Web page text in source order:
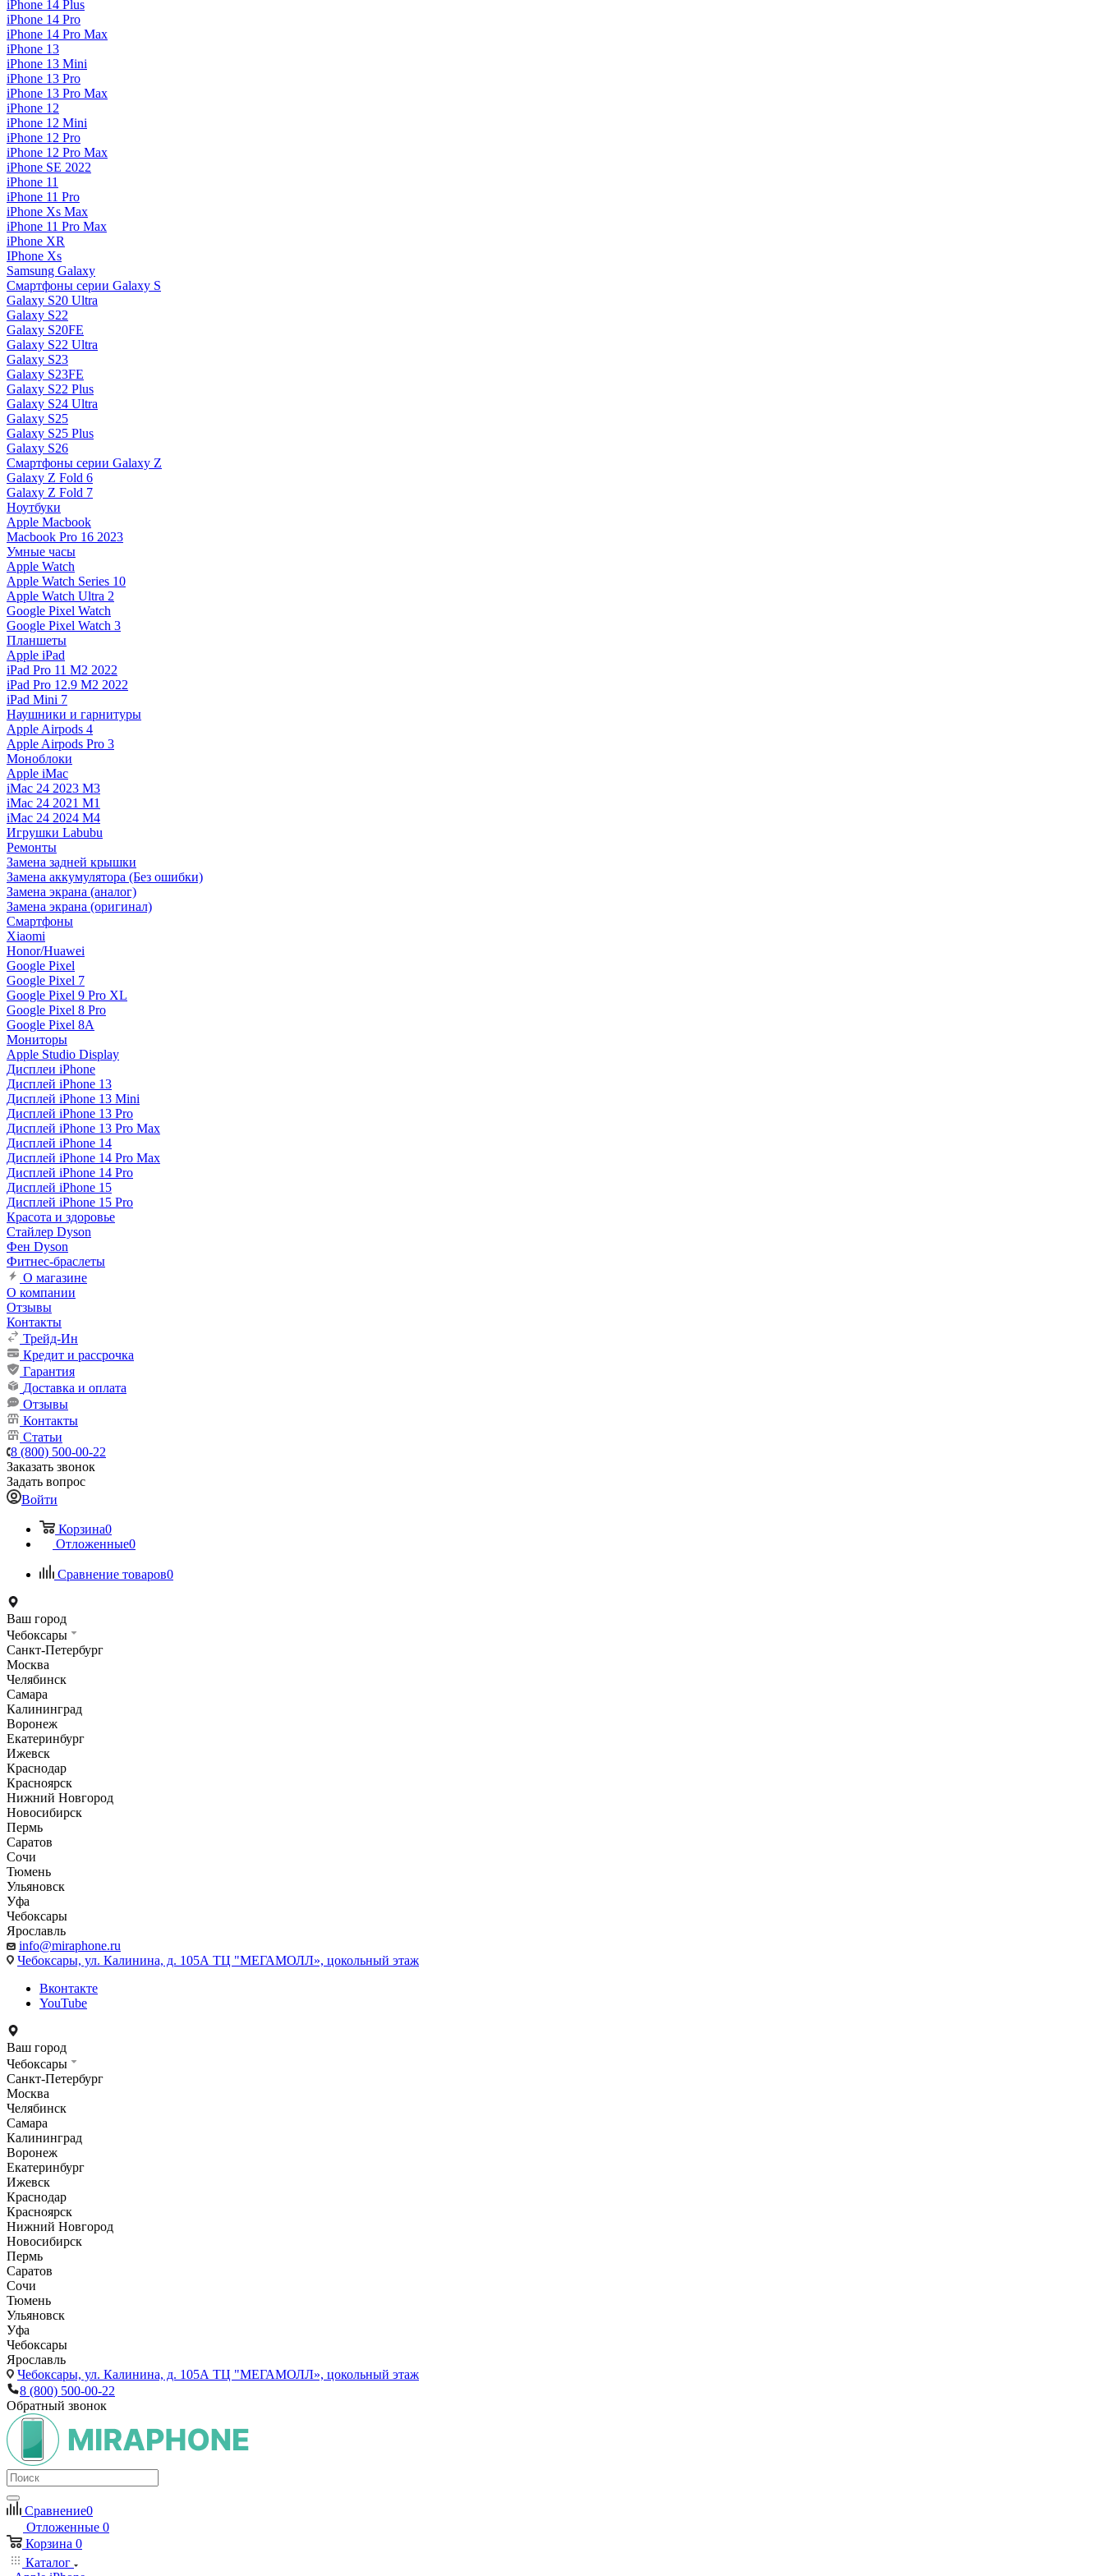
iPhone 14 Plus
iPhone 14 Pro
iPhone 14 Pro Max
iPhone 13
iPhone 13 Mini
iPhone 13 Pro
iPhone 13 Pro Max
iPhone 12
iPhone 12 Mini
iPhone 12 Pro
iPhone 12 Pro Max
iPhone SE 2022
iPhone 11
iPhone 11 Pro
iPhone Xs Max
iPhone 11 Pro Max
iPhone XR
IPhone Xs
Samsung Galaxy
Смартфоны серии Galaxy S
Galaxy S20 Ultra
Galaxy S22
Galaxy S20FE
Galaxy S22 Ultra
Galaxy S23
Galaxy S23FE
Galaxy S22 Plus
Galaxy S24 Ultra
Galaxy S25
Galaxy S25 Plus
Galaxy S26
Смартфоны серии Galaxy Z
Galaxy Z Fold 6
Galaxy Z Fold 7
Ноутбуки
Apple Macbook
Macbook Pro 16 2023
Умные часы
Apple Watch
Apple Watch Series 10
Apple Watch Ultra 2
Google Pixel Watch
Google Pixel Watch 3
Планшеты
Apple iPad
iPad Pro 11 M2 2022
iPad Pro 12.9 M2 2022
iPad Mini 7
Наушники и гарнитуры
Apple Airpods 4
Apple Airpods Pro 3
Моноблоки
Apple iMac
iMac 24 2023 M3
iMac 24 2021 M1
iMac 24 2024 M4
Игрушки Labubu
Ремонты
Замена задней крышки
Замена аккумулятора (Без ошибки)
Замена экрана (аналог)
Замена экрана (оригинал)
Смартфоны
Xiaomi
Honor/Huawei
Google Pixel
Google Pixel 7
Google Pixel 9 Pro XL
Google Pixel 8 Pro
Google Pixel 8A
Мониторы
Apple Studio Display
Дисплеи iPhone
Дисплей iPhone 13
Дисплей iPhone 13 Mini
Дисплей iPhone 13 Pro
Дисплей iPhone 13 Pro Max
Дисплей iPhone 14
Дисплей iPhone 14 Pro Max
Дисплей iPhone 14 Pro
Дисплей iPhone 15
Дисплей iPhone 15 Pro
Красота и здоровье
Стайлер Dyson
Фен Dyson
Фитнес-браслеты
О магазине
О компании
Отзывы
Контакты
Трейд-Ин
Кредит и рассрочка
Гарантия
Доставка и оплата
Отзывы
Контакты
Статьи
8 (800) 500-00-22
Заказать звонок
Задать вопрос
Войти
Корзина0
Отложенные0
Сравнение товаров0
Ваш город
Чебоксары
Санкт-Петербург
Москва
Челябинск
Самара
Калининград
Воронеж
Екатеринбург
Ижевск
Краснодар
Красноярск
Нижний Новгород
Новосибирск
Пермь
Саратов
Сочи
Тюмень
Ульяновск
Уфа
Чебоксары
Ярославль
info@miraphone.ru
Чебоксары, ул. Калинина, д. 105А ТЦ "МЕГАМОЛЛ», цокольный этаж
Вконтакте
YouTube
Ваш город
Чебоксары
Санкт-Петербург
Москва
Челябинск
Самара
Калининград
Воронеж
Екатеринбург
Ижевск
Краснодар
Красноярск
Нижний Новгород
Новосибирск
Пермь
Саратов
Сочи
Тюмень
Ульяновск
Уфа
Чебоксары
Ярославль
Чебоксары, ул. Калинина, д. 105А ТЦ "МЕГАМОЛЛ», цокольный этаж
8 (800) 500-00-22
Обратный звонок
Сравнение0
Отложенные 0
Корзина 0
Каталог